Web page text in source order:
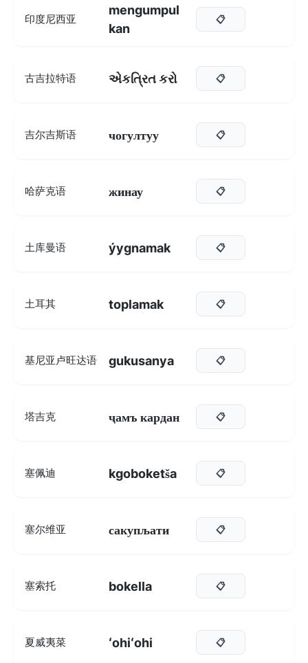
印度尼西亚
mengumpul
kan
📋
古吉拉特语 એકત્રિત કરો 📋
吉尔吉斯语 чогултуу 📋
哈萨克语 жинау 📋
土库曼语 ýygnamak 📋
土耳其 toplamak 📋
基尼亚卢旺达语 gukusanya 📋
塔吉克 ҷамъ кардан 📋
塞佩迪 kgoboketša 📋
塞尔维亚 сакупљати 📋
塞索托 bokella 📋
夏威夷菜 ʻohiʻohi 📋